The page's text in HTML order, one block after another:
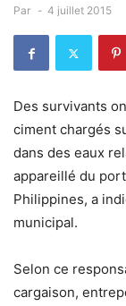
Par - 4 juillet 2015
Des survivants
ciment chargés
dans des eaux
appareillé du port
Philippines, a
municipal.
Selon ce
cargaison,